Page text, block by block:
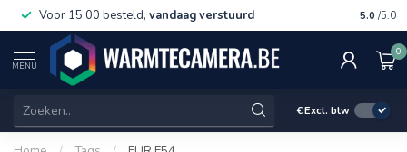
Voor 15:00 besteld, vandaag verstuurd Gratis
5.0 /5.0
MENU
0
€Excl. btw